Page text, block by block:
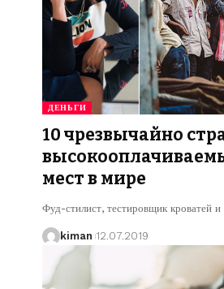
ДЕНЬГИ
10 чрезвычайно
мест в мире
Фуд-стилист, тестировщик кроватей и
kiman 12.07.2019